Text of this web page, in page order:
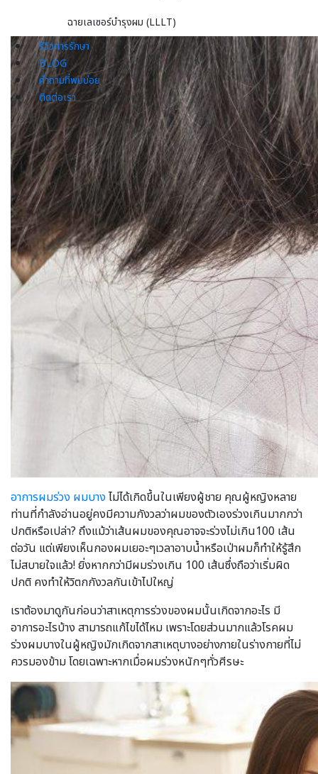
ฉายเลเซอร์บำรุงผม (LLLT)
รีวิวการรักษา
BLOG
คำถามที่พบบ่อย
ติดต่อเรา
อาการผมร่วง ผมบางไม่ได้เกิดขึ้นในเพียงผู้ชาย คุณผู้หญิงหลาย
ท่านที่กำลังอ่านอยู่คงมีความกังวลว่าผมของตัวเองร่วงเกินมากกว่า
ปกติหรือเปล่า? ถึงแม้ว่าเส้นผมของคุณอาจจะร่วงไม่เกิน100 เส้น
ต่อวัน แต่เพียงเห็นกองผมเยอะๆเวลาอาบน้ำหรือเป่าผมก็ทำให้รู้สึก
ไม่สบายใจแล้ว! ยิ่งหากกว่ามีผมร่วงเกิน 100 เส้นซึ่งถือว่าเริ่มผิด
ปกติ คงทำให้วิตกกังวลกันเข้าไปใหญ่
เราต้องมาดูกันก่อนว่าสาเหตุการร่วงของผมนั้นเกิดจากอะไร มี
อาการอะไรบ้าง สามารถแก้ไขได้ไหม เพราะโดยส่วนมากแล้วโรคผม
ร่วงผมบางในผู้หญิงมักเกิดจากสาเหตุบางอย่างภายในร่างกายที่ไม่
ควรมองข้าม โดยเฉพาะหากเมื่อผมร่วงหนักๆทั่วศีรษะ